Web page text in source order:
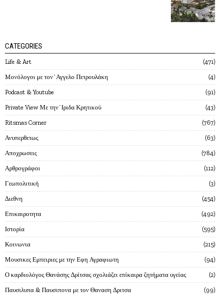
CATEGORIES
Life & Art 471
Mονόλογοι με τον`Αγγελο Πετρουλάκη 4
Podcast & Youtube 91
Private View Με την`Ιριδα Κρητικού 43
Ritsmas Corner 767
Ανυπερθετως 63
Αποχρωσεις 784
Αρθρογράφοι 112
Γεωπολιτική 3
Διεθνη 454
Επικαιροτητα 492
Ιστορία 595
Κοινωνια 215
Μουσικες Εμπειριες με την Εφη Αγραφιωτη 94
Ο καρδιολόγος Θανάσης Δρίτσας σχολιάζει επίκαιρα ζητήματα υγείας 2
Παυσιλυπα & Παυσιπονα με τον Θαναση Δριτσα 99